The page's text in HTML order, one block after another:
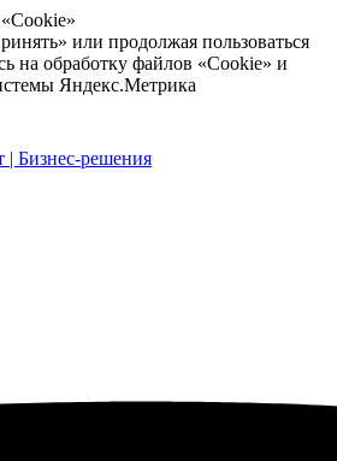
или продолжая пользоваться
на обработку файлов «Cookie» и
Яндекс.Метрика
| Бизнес-решения